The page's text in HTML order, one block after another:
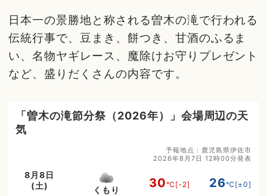
日本一の景勝地と称される曽木の滝で行われる
伝統行事で、豆まき、餅つき、甘酒のふるま
い、名物ヤギレース、魔除けお守りプレゼント
など、盛りだくさんの内容です。
「曽木の滝節分祭（2026年）」会場周辺の天
気
予報地点：鹿児島県伊佐市
2026年8月7日 12時00分発表
8月8日
(土)
くもり 30℃[-2] 26℃[±0]